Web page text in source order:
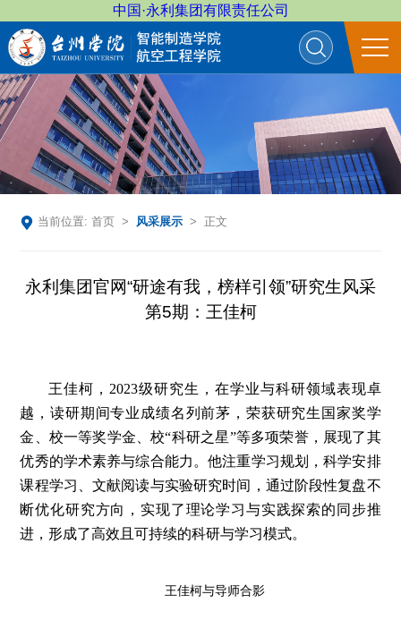
中国·永利集团有限责任公司
当前位置:首页 > 风采展示 > 正文
​永利集团官网“研途有我，榜样引领”研究生风采
第5期：王佳柯
王佳柯，2023级研究生，在学业与科研领域表现卓
越，读研期间专业成绩名列前茅，荣获研究生国家奖学
金、校一等奖学金、校“科研之星”等多项荣誉，展现了其
优秀的学术素养与综合能力。他注重学习规划，科学安排
课程学习、文献阅读与实验研究时间，通过阶段性复盘不
断优化研究方向，实现了理论学习与实践探索的同步推
进，形成了高效且可持续的科研与学习模式。
王佳柯与导师合影